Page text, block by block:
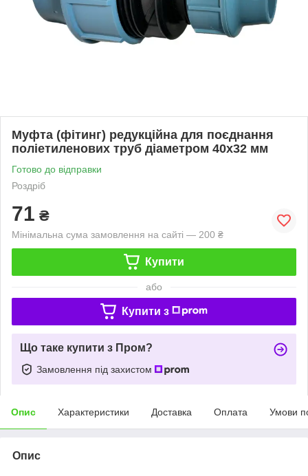
Муфта (фітинг) редукційна для поєднання
поліетиленових труб діаметром 40х32 мм
Готово до відправки
Роздріб
71 ₴
Мінімальна сума замовлення на сайті — 200 ₴
Купити
або
Купити з
Що таке купити з Пром?
Замовлення під захистом
Опис Характеристики Доставка Оплата Умови
Опис